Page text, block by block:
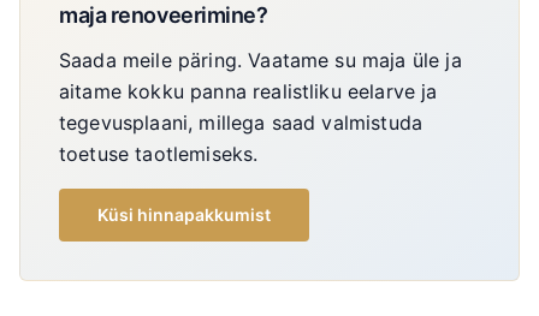
maja renoveerimine?
Saada meile päring. Vaatame su maja üle ja
aitame kokku panna realistliku eelarve ja
tegevusplaani, millega saad valmistuda
toetuse taotlemiseks.
Küsi hinnapakkumist